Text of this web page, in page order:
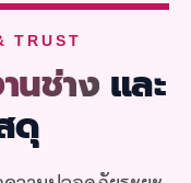
TRUST
นช่าง และ
ดุ